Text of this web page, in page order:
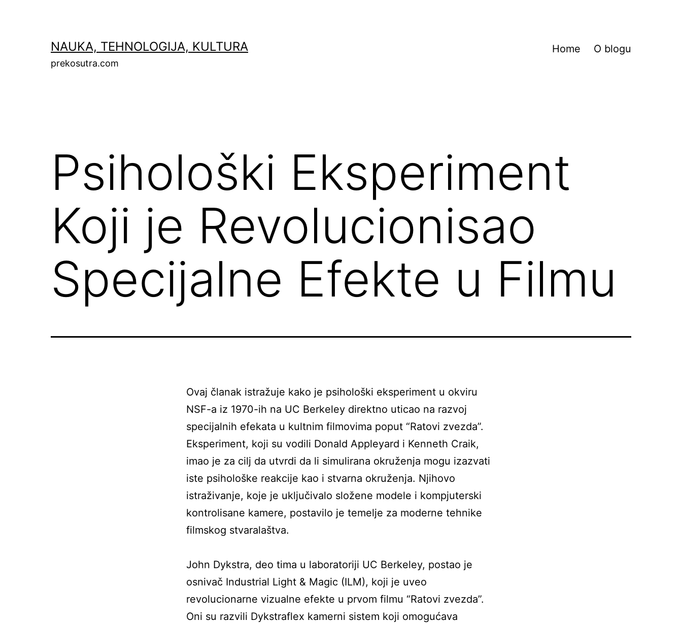
NAUKA, TEHNOLOGIJA, KULTURA
prekosutra.com
Home O blogu
Psihološki Eksperiment
Koji je Revolucionisao
Specijalne Efekte u Filmu
Ovaj članak istražuje kako je psihološki eksperiment u okviru
NSF-a iz 1970-ih na UC Berkeley direktno uticao na razvoj
specijalnih efekata u kultnim filmovima poput “Ratovi zvezda”.
Eksperiment, koji su vodili Donald Appleyard i Kenneth Craik,
imao je za cilj da utvrdi da li simulirana okruženja mogu izazvati
iste psihološke reakcije kao i stvarna okruženja. Njihovo
istraživanje, koje je uključivalo složene modele i kompjuterski
kontrolisane kamere, postavilo je temelje za moderne tehnike
filmskog stvaralaštva.
John Dykstra, deo tima u laboratoriji UC Berkeley, postao je
osnivač Industrial Light & Magic (ILM), koji je uveo
revolucionarne vizualne efekte u prvom filmu “Ratovi zvezda”.
Oni su razvili Dykstraflex kamerni sistem koji omogućava